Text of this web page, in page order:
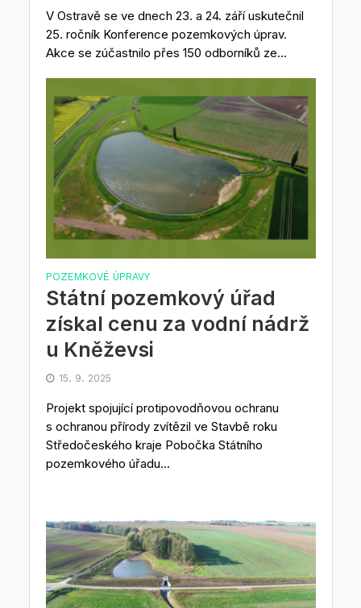
V Ostravě se ve dnech 23. a 24. září uskutečnil
25. ročník Konference pozemkových úprav.
Akce se zúčastnilo přes 150 odborníků ze...
POZEMKOVÉ ÚPRAVY
Státní pozemkový úřad
získal cenu za vodní nádrž
u Kněževsi
15. 9. 2025
Projekt spojující protipovodňovou ochranu
s ochranou přírody zvítězil ve Stavbě roku
Středočeského kraje Pobočka Státního
pozemkového úřadu...